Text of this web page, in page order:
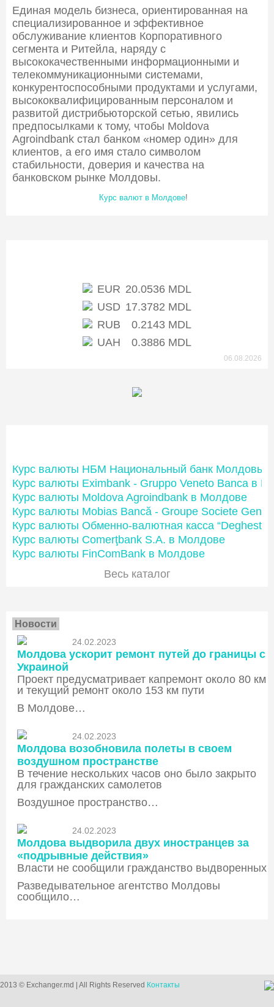
Единая модель бизнеса, ориентированная на
специализированное и эффективное
обслуживание клиентов Корпоративного
сегмента и Ритейла, наряду с
высококачественными информационными и
телекоммуникационными системами,
конкурентоспособными продуктами и услугами,
высококвалифицированным персоналом и
развитой дистрибьюторской сетью, явились
предпосылками к тому, чтобы Moldova
Agroindbank стал банком «номер один» для
клиентов, а его имя стало символом
стабильности, доверия и качества на
банковском рынке Молдовы.
Курс валют в Молдове!
EUR 20.0536 MDL
USD 17.3782 MDL
RUB
0.2143 MDL
UAH
0.3886 MDL
06.08.2026
Курс валюты НБМ Национальный банк Молдовы
Курс валюты Eximbank - Gruppo Veneto Banca в
Курс валюты Moldova Agroindbank в Молдове
Курс валюты Mobias Bancă - Groupe Societe
Курс валюты Обменно-валютная касса “Deghest”
Курс валюты Comerţbank S.A. в Молдове
Курс валюты FinComBank в Молдове
Весь каталог
Новости
24.02.2023
Молдова ускорит ремонт путей до границы с
Украиной
Проект предусматривает капремонт около 80 км
и текущий ремонт около 153 км пути
В Молдове…
24.02.2023
Молдова возобновила полеты в своем
воздушном пространстве
В течение нескольких часов оно было закрыто
для гражданских самолетов
Воздушное пространство…
24.02.2023
Молдова выдворила двух иностранцев за
«подрывные действия»
Власти не сообщили гражданство выдворенных
Разведывательное агентство Молдовы
сообщило…
2013 © Exchanger.md | All Rights Reserved Контакты